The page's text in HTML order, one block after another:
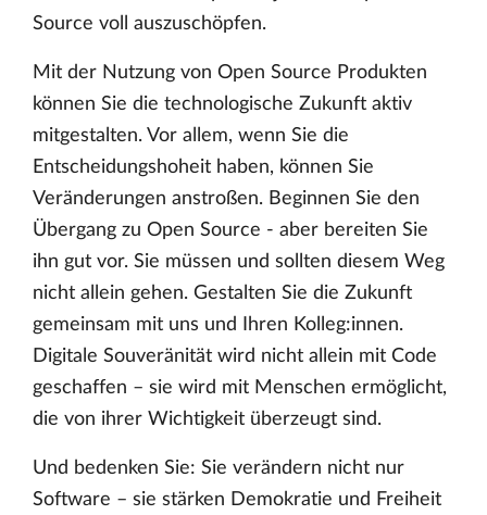
Source voll auszuschöpfen.
Mit der Nutzung von Open Source Produkten
können Sie die technologische Zukunft aktiv
mitgestalten. Vor allem, wenn Sie die
Entscheidungshoheit haben, können Sie
Veränderungen anstroßen. Beginnen Sie den
Übergang zu Open Source - aber bereiten Sie
ihn gut vor. Sie müssen und sollten diesem Weg
nicht allein gehen. Gestalten Sie die Zukunft
gemeinsam mit uns und Ihren Kolleg:innen.
Digitale Souveränität wird nicht allein mit Code
geschaffen – sie wird mit Menschen ermöglicht,
die von ihrer Wichtigkeit überzeugt sind.
Und bedenken Sie: Sie verändern nicht nur
Software – sie stärken Demokratie und Freiheit